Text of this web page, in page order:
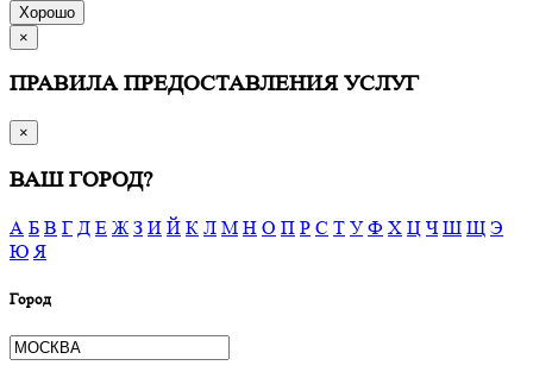
Хорошо
×
ПРАВИЛА ПРЕДОСТАВЛЕНИЯ УСЛУГ
×
ВАШ ГОРОД?
А Б В Г Д Е Ж З И Й К Л М Н О П Р С Т У Ф Х Ц Ч Ш Щ Э
Ю Я
Город